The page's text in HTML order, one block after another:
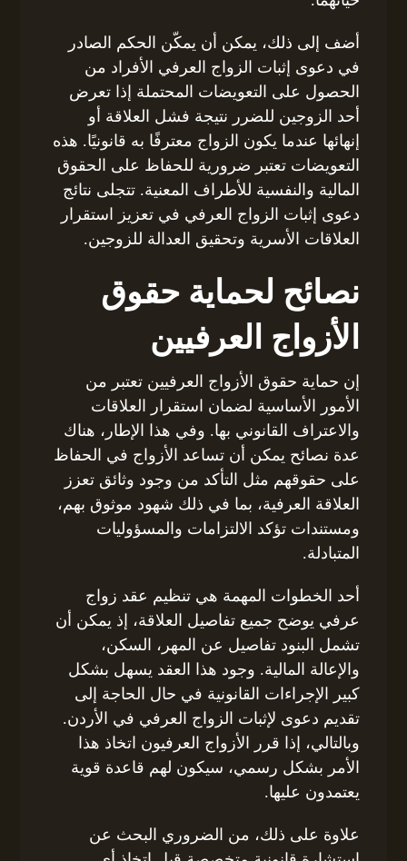
أضف إلى ذلك، يمكن أن يمكّن الحكم الصادر
في دعوى إثبات الزواج العرفي الأفراد من
الحصول على التعويضات المحتملة إذا تعرض
أحد الزوجين للضرر نتيجة فشل العلاقة أو
إنهائها عندما يكون الزواج معترفًا به قانونيًا. هذه
التعويضات تعتبر ضرورية للحفاظ على الحقوق
المالية والنفسية للأطراف المعنية. تتجلى نتائج
دعوى إثبات الزواج العرفي في تعزيز استقرار
العلاقات الأسرية وتحقيق العدالة للزوجين.
نصائح لحماية حقوق
الأزواج العرفيين
إن حماية حقوق الأزواج العرفيين تعتبر من
الأمور الأساسية لضمان استقرار العلاقات
والاعتراف القانوني بها. وفي هذا الإطار، هناك
عدة نصائح يمكن أن تساعد الأزواج في الحفاظ
على حقوقهم مثل التأكد من وجود وثائق تعزز
العلاقة العرفية، بما في ذلك شهود موثوق بهم،
ومستندات تؤكد الالتزامات والمسؤوليات
المتبادلة.
أحد الخطوات المهمة هي تنظيم عقد زواج
عرفي يوضح جميع تفاصيل العلاقة، إذ يمكن أن
تشمل البنود تفاصيل عن المهر، السكن،
والإعالة المالية. وجود هذا العقد يسهل بشكل
كبير الإجراءات القانونية في حال الحاجة إلى
تقديم دعوى لإثبات الزواج العرفي في الأردن.
وبالتالي، إذا قرر الأزواج العرفيون اتخاذ هذا
الأمر بشكل رسمي، سيكون لهم قاعدة قوية
يعتمدون عليها.
علاوة على ذلك، من الضروري البحث عن